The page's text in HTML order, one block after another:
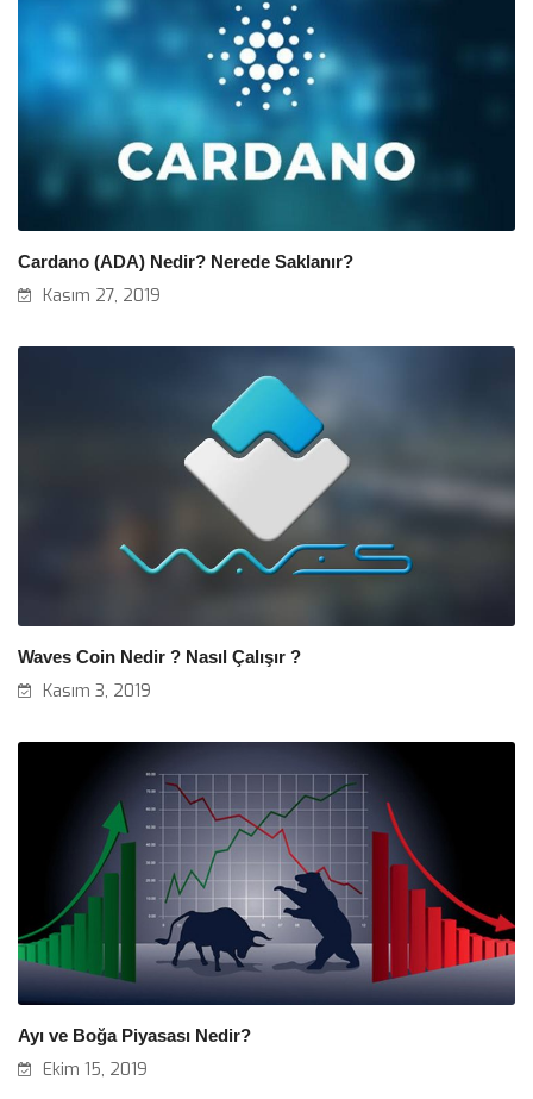
Cardano (ADA) Nedir? Nerede Saklanır?
Kasım 27, 2019
Waves Coin Nedir ? Nasıl Çalışır ?
Kasım 3, 2019
Ayı ve Boğa Piyasası Nedir?
Ekim 15, 2019